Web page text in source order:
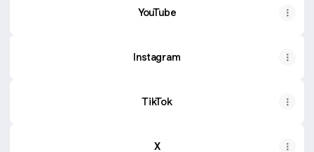
YouTube
Instagram
TikTok
X